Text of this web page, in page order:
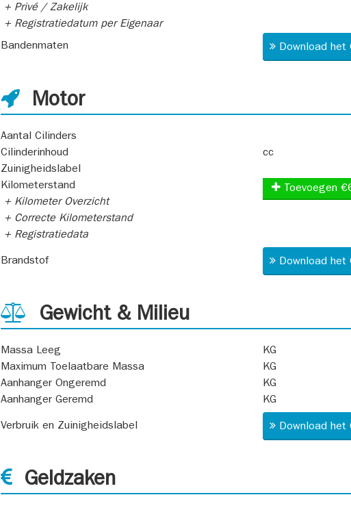
+ Privé / Zakelijk
+ Registratiedatum per Eigenaar
Bandenmaten Download
Motor
Aantal Cilinders
Cilinderinhoud
cc
Zuinigheidslabel
Kilometerstand
+ Kilometer Overzicht
+ Correcte Kilometerstand
+ Registratiedata
Toevoegen
Brandstof Download
Gewicht & Milieu
Massa Leeg
KG
Maximum Toelaatbare Massa
KG
Aanhanger Ongeremd
KG
Aanhanger Geremd
KG
Verbruik en Zuinigheidslabel Download
Geldzaken